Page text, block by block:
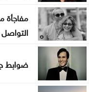
مفاجأة
التواصل
ضوابط